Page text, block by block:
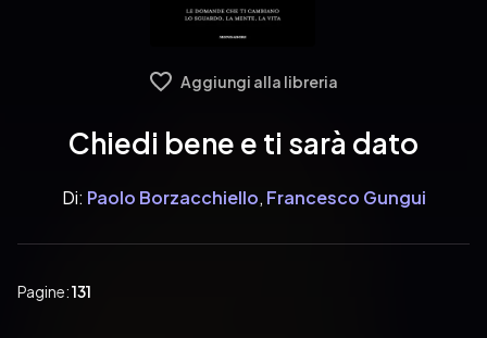
Aggiungi alla libreria
Chiedi bene e ti sarà dato
Di: Paolo Borzacchiello, Francesco Gungui
Pagine:131